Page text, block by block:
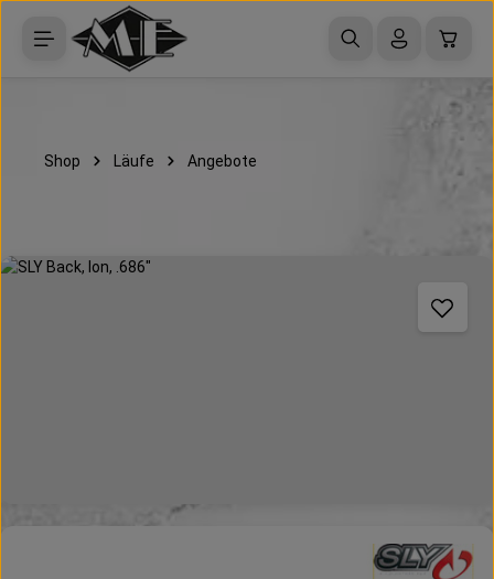
Zum Hauptinhalt springen
Shop Läufe Angebote
Bildergalerie überspringen